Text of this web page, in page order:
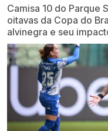
Camisa 10 do Parque
oitavas da Copa do
alvinegra e seu